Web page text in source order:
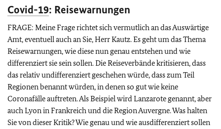
Covid-19: Reisewarnungen
FRAGE: Meine Frage richtet sich vermutlich an das Auswärtige
Amt, eventuell auch an Sie, Herr Kautz. Es geht um das Thema
Reisewarnungen, wie diese nun genau entstehen und wie
differenziert sie sein sollen. Die Reiseverbände kritisieren, dass
das relativ undifferenziert geschehen würde, dass zum Teil
Regionen benannt würden, in denen so gut wie keine
Coronafälle auftreten. Als Beispiel wird Lanzarote genannt, aber
auch Lyon in Frankreich und die Region Auvergne. Was halten
Sie von dieser Kritik? Wie genau und wie ausdifferenziert sollen